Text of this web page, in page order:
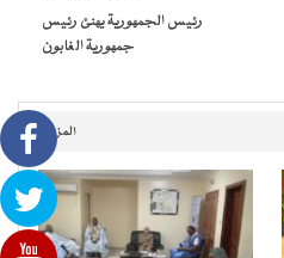
نافذة
جديدة)
رئيس الجمهورية يهنئ رئيس
جمهورية الغابون
المزيد..